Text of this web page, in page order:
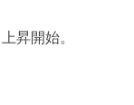
昇開始。